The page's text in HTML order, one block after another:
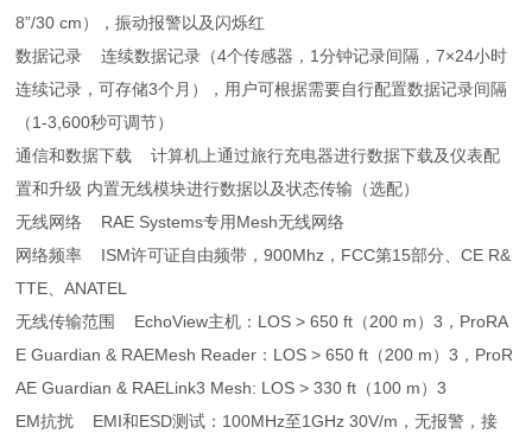
8”/30 cm），振动报警以及闪烁红
数据记录 连续数据记录（4个传感器，1分钟记录间隔，7×24小时
连续记录，可存储3个月），用户可根据需要自行配置数据记录间隔
（1-3,600秒可调节）
通信和数据下载 计算机上通过旅行充电器进行数据下载及仪表配
置和升级 内置无线模块进行数据以及状态传输（选配）
无线网络 RAE Systems专用Mesh无线网络
网络频率 ISM许可证自由频带，900Mhz，FCC第15部分、CE R&
TTE、ANATEL
无线传输范围 EchoView主机：LOS > 650 ft（200 m）3，ProRA
E Guardian & RAEMesh Reader：LOS > 650 ft（200 m）3，ProR
AE Guardian & RAELink3 Mesh: LOS > 330 ft（100 m）3
EM抗扰 EMI和ESD测试：100MHz至1GHz 30V/m，无报警，接